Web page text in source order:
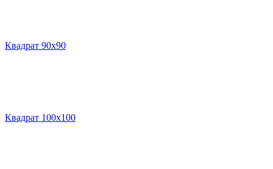
Квадрат 90х90
Квадрат 100х100